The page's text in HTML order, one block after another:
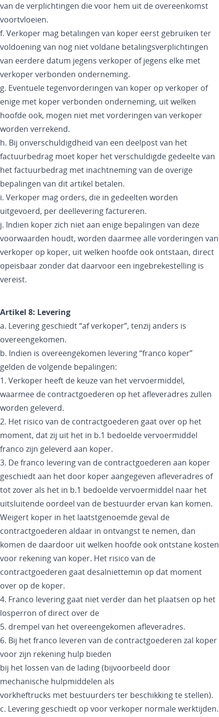
van de verplichtingen die voor hem uit de overeenkomst
voortvloeien.
f. Verkoper mag betalingen van koper eerst gebruiken ter
voldoening van nog niet voldane betalingsverplichtingen
van eerdere datum jegens verkoper of jegens elke met
verkoper verbonden onderneming.
g. Eventuele tegenvorderingen van koper op verkoper of
enige met koper verbonden onderneming, uit welken
hoofde ook, mogen niet met vorderingen van verkoper
worden verrekend.
h. Bij onverschuldigdheid van een deelpost van het
factuurbedrag moet koper het verschuldigde gedeelte van
het factuurbedrag met inachtneming van de overige
bepalingen van dit artikel betalen.
i. Verkoper mag orders, die in gedeelten worden
uitgevoerd, per deellevering factureren.
j. Indien koper zich niet aan enige bepalingen van deze
voorwaarden houdt, worden daarmee alle vorderingen van
verkoper op koper, uit welken hoofde ook ontstaan, direct
opeisbaar zonder dat daarvoor een ingebrekestelling is
vereist.
Artikel 8: Levering
a. Levering geschiedt “af verkoper”, tenzij anders is
overeengekomen.
b. Indien is overeengekomen levering “franco koper”
gelden de volgende bepalingen:
1. Verkoper heeft de keuze van het vervoermiddel,
waarmee de contractgoederen op het afleveradres zullen
worden geleverd.
2. Het risico van de contractgoederen gaat over op het
moment, dat zij uit het in b.1 bedoelde vervoermiddel
franco zijn geleverd aan koper.
3. De franco levering van de contractgoederen aan koper
geschiedt aan het door koper aangegeven afleveradres of
tot zover als het in b.1 bedoelde vervoermiddel naar het
uitsluitende oordeel van de bestuurder ervan kan komen.
Weigert koper in het laatstgenoemde geval de
contractgoederen aldaar in ontvangst te nemen, dan
komen de daardoor uit welken hoofde ook ontstane kosten
voor rekening van koper. Het risico van de
contractgoederen gaat desalniettemin op dat moment
over op de koper.
4. Franco levering gaat niet verder dan het plaatsen op het
losperron of direct over de
5. drempel van het overeengekomen afleveradres.
6. Bij het franco leveren van de contractgoederen zal koper
voor zijn rekening hulp bieden
bij het lossen van de lading (bijvoorbeeld door
mechanische hulpmiddelen als
vorkheftrucks met bestuurders ter beschikking te stellen).
c. Levering geschiedt op voor verkoper normale werktijden.